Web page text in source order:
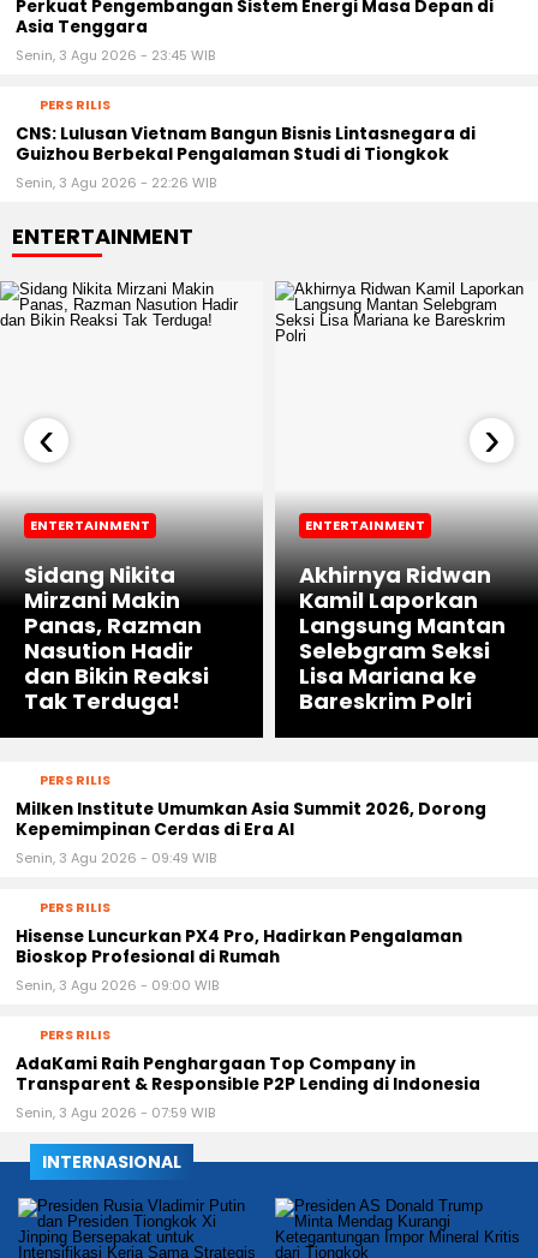
CNS: Lulusan Vietnam Bangun Bisnis Lintasnegara di
Guizhou Berbekal Pengalaman Studi di Tiongkok
Senin, 3 Agu 2026 - 22:26 WIB
ENTERTAINMENT
Sidang Nikita
Panas, Razman
Nasution Hadir
dan Bikin Reaksi
Tak Terduga!
Akhirnya Ridwan
Langsung Mantan
Selebgram Seksi
Lisa Mariana ke
Bareskrim Polri
‹ ›
PERS RILIS
Milken Institute Umumkan Asia Summit 2026, Dorong
Kepemimpinan Cerdas di Era AI
Senin, 3 Agu 2026 - 09:49 WIB
PERS RILIS
Hisense Luncurkan PX4 Pro, Hadirkan Pengalaman
Bioskop Profesional di Rumah
Senin, 3 Agu 2026 - 09:00 WIB
PERS RILIS
AdaKami Raih Penghargaan Top Company in
Transparent & Responsible P2P Lending di Indonesia
Senin, 3 Agu 2026 - 07:59 WIB
INTERNASIONAL
INTERNASIONAL
Presiden Rusia Vladimir
Putin dan Presiden
Tiongkok Xi Jinping
INTERNASIONAL
Minta Mendag Kurangi
Ketegantungan Impor
‹ ›